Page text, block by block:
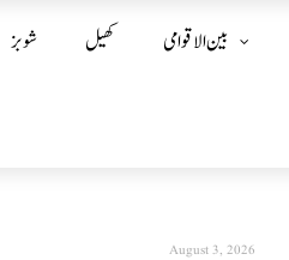
شوبز کھیل بین الا قوامی
August 3, 2026